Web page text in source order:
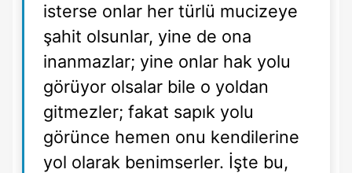
isterse onlar her türlü mucizeye
şahit olsunlar, yine de ona
inanmazlar; yine onlar hak yolu
görüyor olsalar bile o yoldan
gitmezler; fakat sapık yolu
görünce hemen onu kendilerine
yol olarak benimserler. İşte bu,